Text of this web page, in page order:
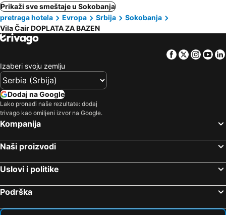
Prikaži sve smeštaje u Sokobanja
pretraga hotela
Evropa Srbija
Sokobanja
Vila Čair DOPLATA ZA BAZEN
Facebook
Twitter
Izaberi svoju zemlju
Dodaj na Google
Lako pronađi naše rezultate: dodaj
trivago kao omiljeni izvor na Google.
Kompanija
Naši proizvodi
Uslovi i politike
Podrška